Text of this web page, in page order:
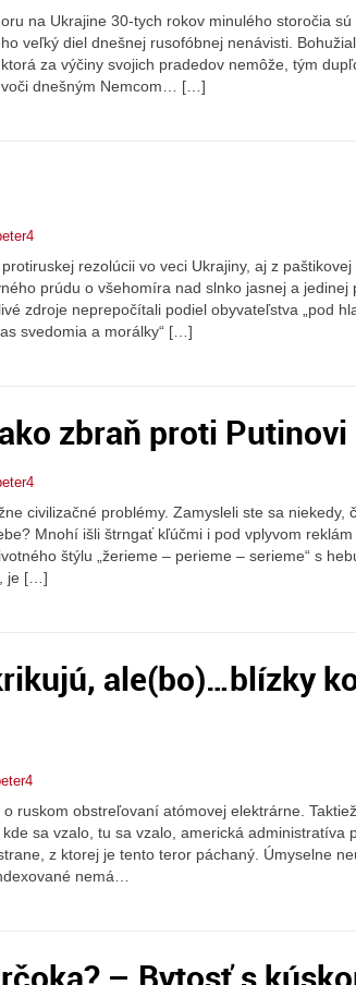
na Ukrajine 30-tych rokov minulého storočia
veľký diel dnešnej rusofóbnej nenávisti.
za výčiny svojich pradedov nemôže, tým
dnešným Nemcom… […]
rezolúcii vo veci Ukrajiny, aj z
prúdu o všehomíra nad slnko jasnej a jedinej
zdroje neprepočítali podiel obyvateľstva „pod
svedomia a morálky“ […]
zbraň proti Putinovi
civilizačné problémy. Zamysleli ste sa niekedy,
Mnohí išli štrngať kľúčmi i pod vplyvom
štýlu „žerieme – perieme – serieme“ s
je […]
ale(bo)…blízky
ruskom obstreľovaní atómovej elektrárne.
sa vzalo, tu sa vzalo, americká administratíva
z ktorej je tento teror páchaný. Úmyselne
nemá…